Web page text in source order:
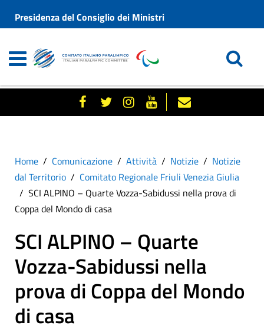
Presidenza del Consiglio dei Ministri
Home Comunicazione Attività Notizie
Notizie
dal Territorio
Comitato Regionale Friuli Venezia Giulia
SCI ALPINO – Quarte Vozza-Sabidussi nella prova di
Coppa del Mondo di casa
SCI ALPINO – Quarte
Vozza-Sabidussi nella
prova di Coppa del Mondo
di casa